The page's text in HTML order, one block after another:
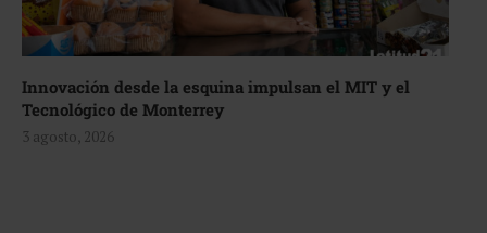
Innovación desde la esquina impulsan el MIT y el
Tecnológico de Monterrey
3 agosto, 2026